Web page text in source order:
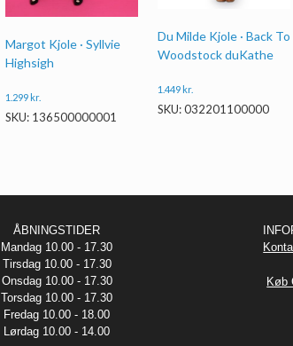
Margot Kjole · Syllvie
Highsigh
1.299kr.
SKU: 136500000001
Du Milde Kjole · Back To
Woodstock duKathe
1.449kr.
SKU: 032201100000
ÅBNINGSTIDER
Mandag 10.00 - 17.30
Tirsdag 10.00 - 17.30
Onsdag 10.00 - 17.30
Torsdag 10.00 - 17.30
Fredag 10.00 - 18.00
Lørdag 10.00 - 14.00
Køb